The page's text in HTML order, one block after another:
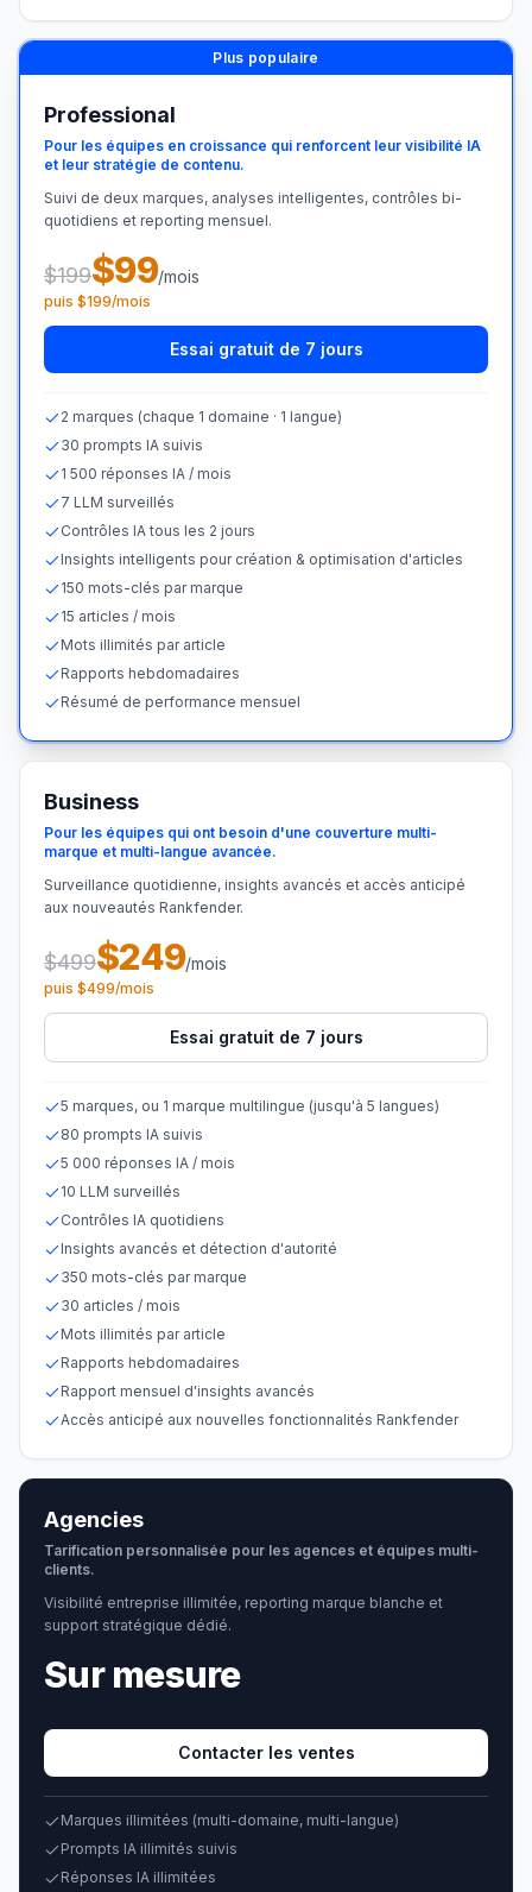
Plus populaire
Professional
Pour les équipes en croissance qui renforcent leur visibilité IA
et leur stratégie de contenu.
Suivi de deux marques, analyses intelligentes, contrôles bi-
quotidiens et reporting mensuel.
$199$99/mois
puis $199/mois
Essai gratuit de 7 jours
2 marques (chaque 1 domaine · 1 langue)
30 prompts IA suivis
1 500 réponses IA / mois
7 LLM surveillés
Contrôles IA tous les 2 jours
Insights intelligents pour création & optimisation d'articles
150 mots-clés par marque
15 articles / mois
Mots illimités par article
Rapports hebdomadaires
Résumé de performance mensuel
Business
Pour les équipes qui ont besoin d'une couverture multi-
marque et multi-langue avancée.
Surveillance quotidienne, insights avancés et accès anticipé
aux nouveautés Rankfender.
$499$249/mois
puis $499/mois
Essai gratuit de 7 jours
5 marques, ou 1 marque multilingue (jusqu'à 5 langues)
80 prompts IA suivis
5 000 réponses IA / mois
10 LLM surveillés
Contrôles IA quotidiens
Insights avancés et détection d'autorité
350 mots-clés par marque
30 articles / mois
Mots illimités par article
Rapports hebdomadaires
Rapport mensuel d'insights avancés
Accès anticipé aux nouvelles fonctionnalités Rankfender
Agencies
Tarification personnalisée pour les agences et équipes multi-
clients.
Visibilité entreprise illimitée, reporting marque blanche et
support stratégique dédié.
Sur mesure
Contacter les ventes
Marques illimitées (multi-domaine, multi-langue)
Prompts IA illimités suivis
Réponses IA illimitées